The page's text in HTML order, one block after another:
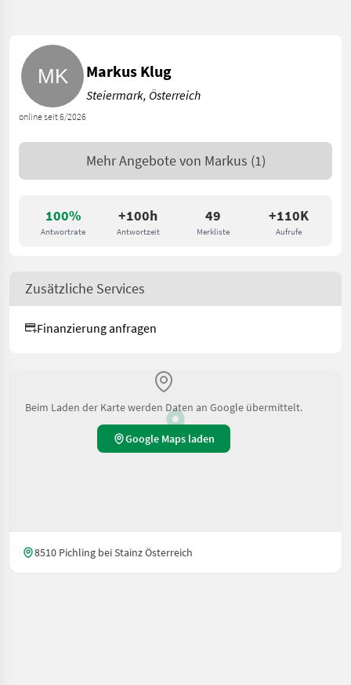
100%
Antwortrate
+100h
Antwortzeit
49
Merkliste
+110K
Aufrufe
online seit 6/2026
Markus Klug
Steiermark, Österreich
Mehr Angebote von Markus (1)
Zusätzliche Services
Finanzierung anfragen
Beim Laden der Karte werden Daten an Google übermittelt.
Google Maps laden
8510 Pichling bei Stainz Österreich